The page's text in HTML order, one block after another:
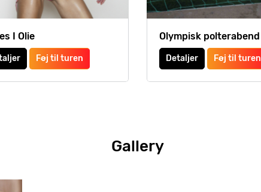
I Olie
Føj til turen
Olympisk polterabend
Detaljer Føj til turen
Gallery